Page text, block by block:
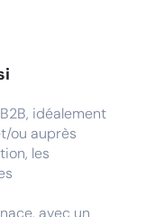
idéalement
ou auprès
les
avec un